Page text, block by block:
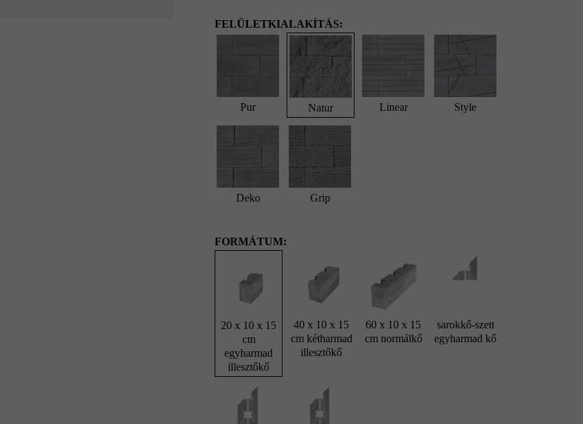
FELÜLETKIALAKÍTÁS:
Pur Natur Linear Style
Deko Grip
FORMÁTUM:
20 x 10 x 15
cm
egyharmad
illesztőkő
40 x 10 x 15
cm kétharmad
illesztőkő
60 x 10 x 15
cm normálkő
sarokkő-szett
egyharmad kő